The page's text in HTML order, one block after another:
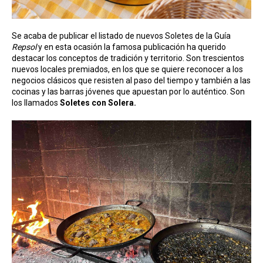
Se acaba de publicar el listado de nuevos Soletes de la Guía
Repsoly en esta ocasión la famosa publicación ha querido
destacar los conceptos de tradición y territorio. Son trescientos
nuevos locales premiados, en los que se quiere reconocer a los
negocios clásicos que resisten al paso del tiempo y también a las
cocinas y las barras jóvenes que apuestan por lo auténtico. Son
los llamados Soletes con Solera.